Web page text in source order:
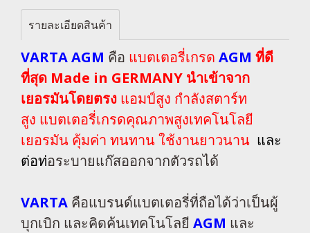
รายละเอียดสินค้า
VARTA AGM คือ แบตเตอรี่เกรด AGM ที่ดี
ที่สุด Made in GERMANY นำเข้าจาก
เยอรมันโดยตรง แอมป์สูง กำลังสตาร์ท
สูง แบตเตอรี่เกรดคุณภาพสูงเทคโนโลยี
เยอรมัน คุ้มค่า ทนทาน ใช้งานยาวนาน และ
ต่อท่อระบายแก๊สออกจากตัวรถได้
VARTA คือแบรนด์แบตเตอรี่ที่ถือได้ว่าเป็นผู้
บุกเบิก และคิดค้นเทคโนโลยี AGM และ